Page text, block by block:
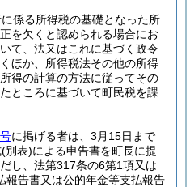
係る所得税の基礎となった所
を欠くと認められる場合にお
て、法又はこれに基づく政令
ほか、所得税法その他の所得
得の計算の方法に従ってその
ところに基づいて町民税を課
に掲げる者は、3月15日まで
(別表)による申告書を町長に提
し、法第317条の6第1項又は
報告書又は公的年金等支払報告